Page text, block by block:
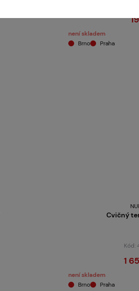
není skladem
Brno
Praha
Cvičný
Kód:
1
není skladem
Brno
Praha